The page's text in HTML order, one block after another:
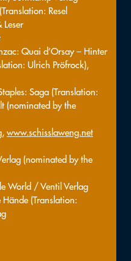
Resel
Leser
Quai d’Orsay – Hinter
Ulrich Pröfrock),
Saga (Translation:
(nominated by the
www.schisslaweng.net
(nominated by the
World / Ventil Verlag
(Translation: